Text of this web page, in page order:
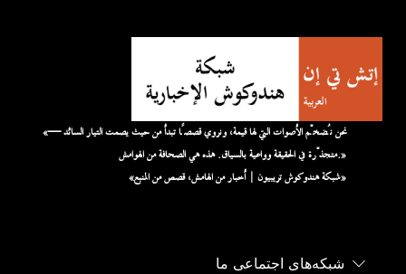
شبکه‌های اجتماعی ما
«نحن نُضخّم الأصوات التي لها قيمة، ونروي قصصًا تبدأ من حيث يصمت التيار السائد —
متجذّرة في الحقيقة وواعية بالسياق. هذه هي الصحافة من الهوامش.»
«شبكة هندوكوش تريبيون | أخبار من الهامش، قصص من المنبع»